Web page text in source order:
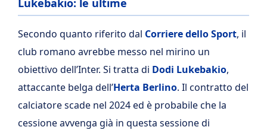
Lukebakio: le ultime
Secondo quanto riferito dal Corriere dello Sport, il
club romano avrebbe messo nel mirino un
obiettivo dell’Inter. Si tratta di Dodi Lukebakio,
attaccante belga dell’Herta Berlino. Il contratto del
calciatore scade nel 2024 ed è probabile che la
cessione avvenga già in questa sessione di